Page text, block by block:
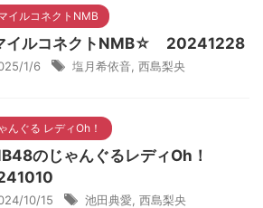
イルコネクトNMB
イルコネクトNMB☆ 20241228
1/6 塩月希依音 西島梨央
んぐる レディOh！
のじゃんぐるレディOh！
10/15 池田典愛 西島梨央